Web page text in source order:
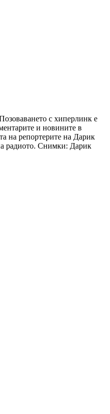
с хиперлинк е
и новините в
на репортерите на Дарик
радиото. Снимки: Дарик